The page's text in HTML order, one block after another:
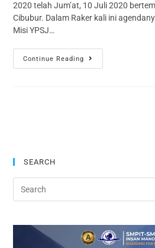
2020 telah Jum’at, 10 Juli 2020
Cibubur. Dalam Raker kali ini
Misi YPSJ…
Continue Reading
SEARCH